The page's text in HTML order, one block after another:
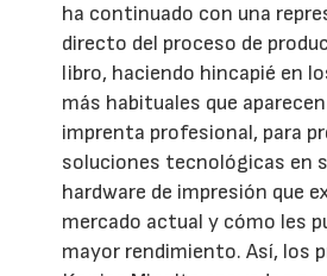
ha continuado con una
directo del proceso de
libro, haciendo hincapié en
más habituales que
imprenta profesional, para
soluciones tecnológicas en
hardware de impresión que
mercado actual y cómo les
mayor rendimiento. Así, los